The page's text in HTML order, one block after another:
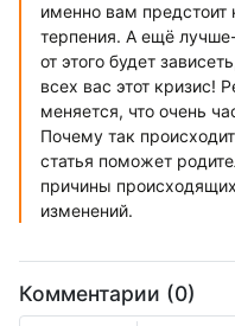
именно вам
терпения. А ещё
от этого будет
всех вас этот кризис!
меняется, что очень
Почему так
статья поможет
причины
изменений.
Комментарии (0)